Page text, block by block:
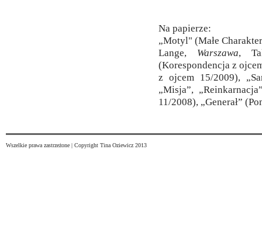
Na papierze:
„Motyl" (Małe
Lange, Warszawa,
(Korespondencja z
z ojcem 15/2009),
„Misja”,
11/2008), „Generał”
Wszelkie prawa zastrzeżone | Copyright Tina Oziewicz 2013